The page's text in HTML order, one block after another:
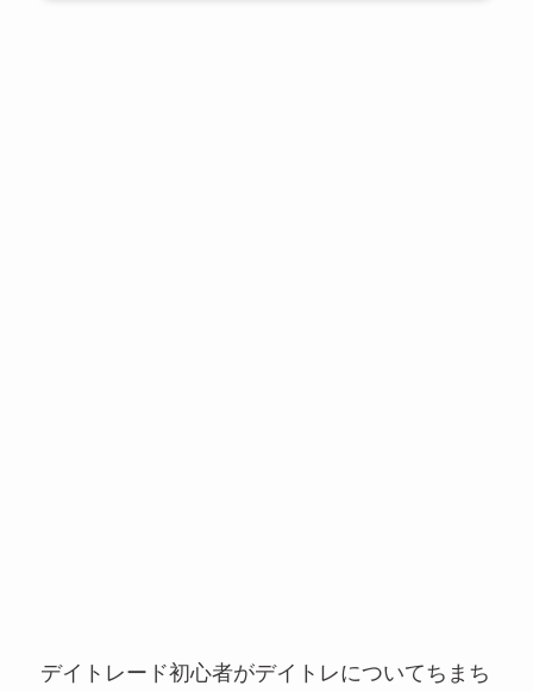
デイトレード初心者がデイトレについてちまち